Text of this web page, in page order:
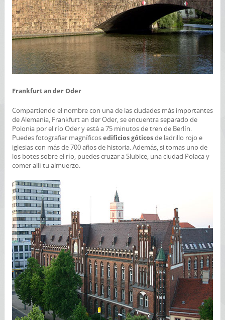
Frankfurtan der Oder
Compartiendo el nombre con una de las ciudades más importantes
de Alemania, Frankfurt an der Oder, se encuentra separado de
Polonia por el río Oder y está a 75 minutos de tren de Berlín.
Puedes fotografiar magníficos edificios góticosde ladrillo rojo e
iglesias con más de 700 años de historia. Además, si tomas uno de
los botes sobre el río, puedes cruzar a Slubice, una ciudad Polaca y
comer allí tu almuerzo.